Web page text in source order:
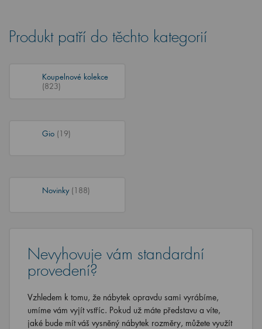
Produkt patří do těchto kategorií
Koupelnové kolekce
(823)
Gio (19)
Novinky (188)
Nevyhovuje vám standardní
provedení?
Vzhledem k tomu, že nábytek opravdu sami vyrábíme,
umíme vám vyjít vstříc. Pokud už máte představu a víte,
jaké bude mít váš vysněný nábytek rozměry, můžete využít